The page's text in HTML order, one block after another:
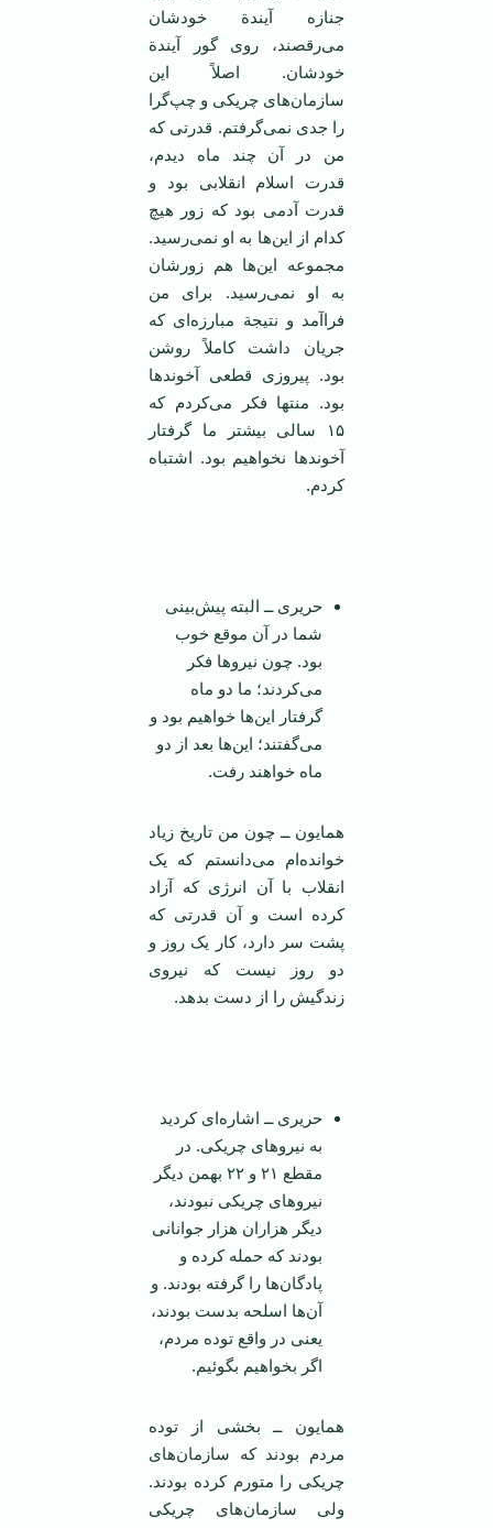
جنازه آیندة خودشان
می‌رقصند، روی گور آیندة
خودشان. اصلاً این
سازمان‌های چریکی و چپ‌گرا
را جدی نمی‌گرفتم. قدرتی که
من در آن چند ماه دیدم،
قدرت اسلام انقلابی بود و
قدرت آدمی بود که زور هیچ
کدام از این‌ها به او نمی‌رسید.
مجموعه این‌ها هم زورشان
به او نمی‌رسید. برای من
فراآمد و نتیجة مبارزه‌ای که
جریان داشت کاملاً روشن
بود. پیروزی قطعی آخوند‌ها
بود. منتها فکر می‌کردم که
۱۵ سالی بیشتر ما گرفتار
آخوند‌ها نخواهیم بود. اشتباه
کردم.
حریری ــ البته پیش‌بینی
شما در آن موقع خوب
بود. چون نیرو‌ها فکر
می‌کردند؛ ما دو ماه
گرفتار این‌ها خواهیم بود و
می‌گفتند؛ این‌ها بعد از دو
ماه خواهند رفت.
همایون ــ چون من تاریخ زیاد
خوانده‌ام می‌دانستم که یک
انقلاب با آن انرژی که آزاد
کرده است و آن قدرتی که
پشت سر دارد، کار یک روز و
دو روز نیست که نیروی
زندگیش را از دست بدهد.
حریری ــ اشاره‌ای کردید
به نیروهای چریکی. در
مقطع ۲۱ و ۲۲ بهمن دیگر
نیروهای چریکی نبودند،
دیگر هزاران هزار جوانانی
بودند که حمله کرده و
پادگان‌ها را گرفته بودند. و
آن‌ها اسلحه بدست بودند،
یعنی در واقع توده مردم،
اگر بخواهیم بگوئیم.
همایون ــ بخشی از توده
مردم بودند که سازمان‌های
چریکی را متورم کرده بودند.
ولی سازمان‌های چریکی‌‌